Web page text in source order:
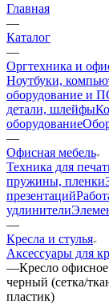
Главная
—
Каталог
—
Оргтехника и
Ноутбуки,
оборудование и
детали, шлейфы
оборудование
—
Офисная мебель
Техника для
пружины, пленки
презентаций
удлинители
—
Кресла и стулья
Аксессуары для
—Кресло
черный (сетка/
пластик)